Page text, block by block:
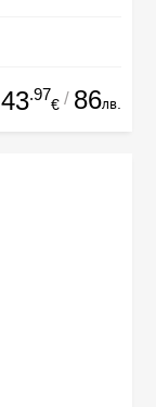
43.97
€ / 86лв.